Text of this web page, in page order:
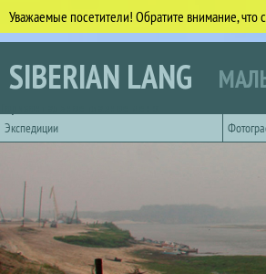
Уважаемые посетители! Обратите внимание, что
Перейти к основному содержанию
SIBERIAN LANG
Экспедиции